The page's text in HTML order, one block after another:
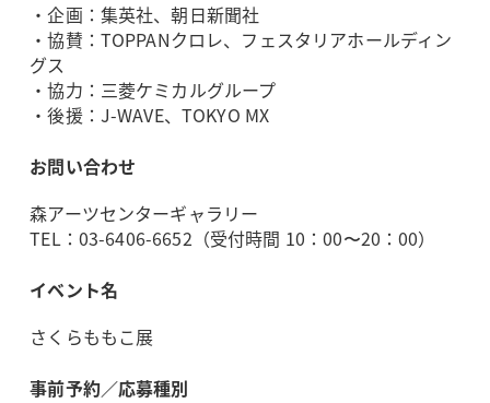
・企画：集英社、朝日新聞社
・協賛：TOPPANクロレ、フェスタリアホールディン
グス
・協力：三菱ケミカルグループ
・後援：J-WAVE、TOKYO MX
お問い合わせ
森アーツセンターギャラリー
TEL：03-6406-6652（受付時間 10：00〜20：00）
イベント名
さくらももこ展
事前予約／応募種別